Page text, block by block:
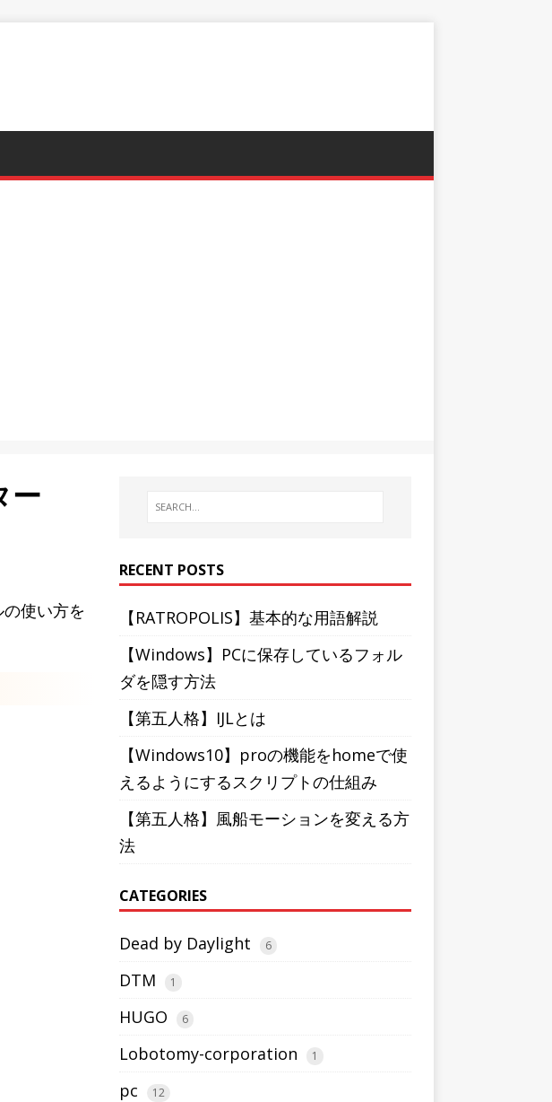
ー
使い方を
RECENT POSTS
【RATROPOLIS】基本的な用語解説
【Windows】PCに保存しているフォル
ダを隠す方法
【第五人格】IJLとは
【Windows10】proの機能をhomeで使
えるようにするスクリプトの仕組み
【第五人格】風船モーションを変える方
法
CATEGORIES
Dead by Daylight 6
DTM 1
HUGO 6
Lobotomy-corporation 1
pc 12